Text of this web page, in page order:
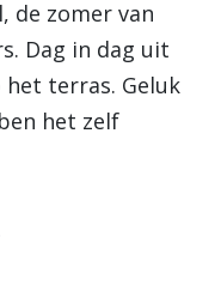
de zomer van
Dag in dag uit
terras. Geluk
het zelf